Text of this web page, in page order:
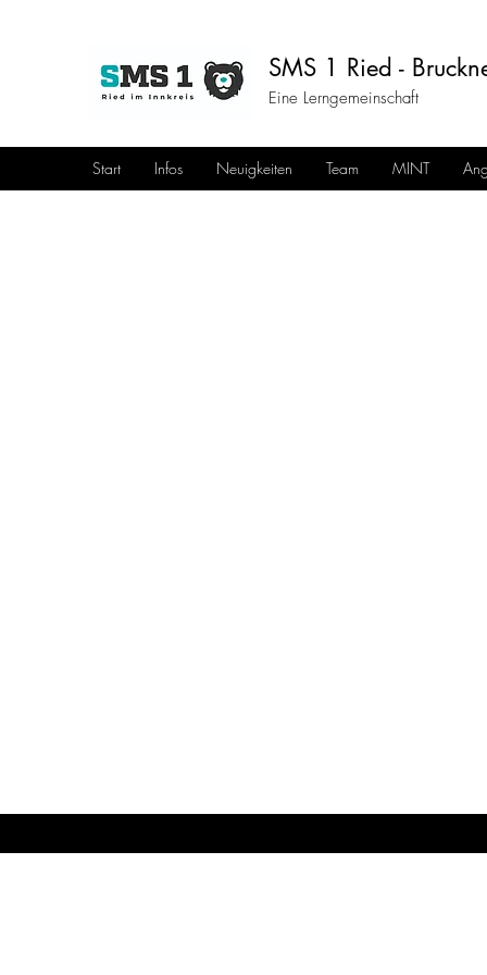
SMS 1 Ried -
Eine Lerngemeinschaft
Start Infos Neuigkeiten Team MINT